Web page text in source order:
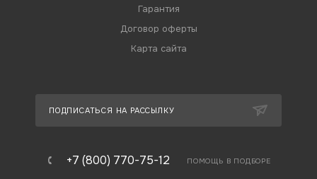
Гарантия
Договор оферты
Карта сайта
ПОДПИСАТЬСЯ НА РАССЫЛКУ
+7 (800) 770-75-12 ПОМОЩЬ В ПОДБОРЕ